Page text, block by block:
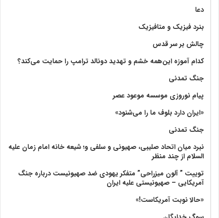
دعا
بنرد فیزیک و متافیزیک
چالش بر سر قدس
کدام آموزه این‌همه خشم و تهدید دونالد ترامپ را حمایت می‌کند؟
جنگ تمدنی
پیام نوروزی موسسه موعود عصر
«ایران دارد بلوف ما را می‌شنود»
جنگ تمدنی
نبرد میان اتحاد صلیبی، صهیونی و سلفی و؛ شیعه خانه امام زمان علیه
السلام از چند منظر
توییت ” آلون میزراحی” متفکر یهودی ضد صهیونیست درباره جنگ
آمریکایی – صهیونیستی علیه ایران
«حالا نوبت آمریکاست!»